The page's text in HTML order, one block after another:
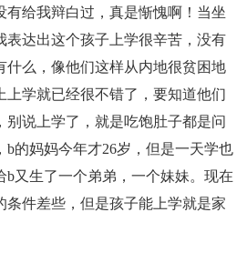
有给我辩白过，真是惭愧啊！当坐
表达出这个孩子上学很辛苦，没有
什么，像他们这样从内地很贫困地
上学就已经很不错了，要知道他们
别说上学了，就是吃饱肚子都是问
b的妈妈今年才26岁，但是一天学也
b又生了一个弟弟，一个妹妹。现在
条件差些，但是孩子能上学就是家